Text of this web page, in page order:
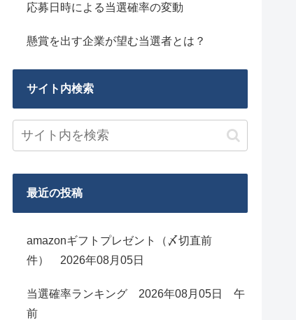
応募日時による当選確率の変動
懸賞を出す企業が望む当選者とは？
サイト内検索
最近の投稿
amazonギフトプレゼント（〆切直前
件） 2026年08月05日
当選確率ランキング 2026年08月05日 午
前